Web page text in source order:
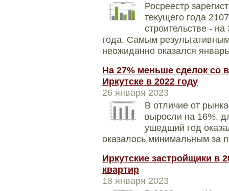
Росреестр
текущего года
строительстве -
года. Самым
неожиданно оказался
На 27% меньше сделок
Иркутске в 2022 году
26 января 2023
В отличие от
выросли на 16%,
ушедший год
оказалось минимальным за
Иркутские застройщики в
квартир
18 января 2023